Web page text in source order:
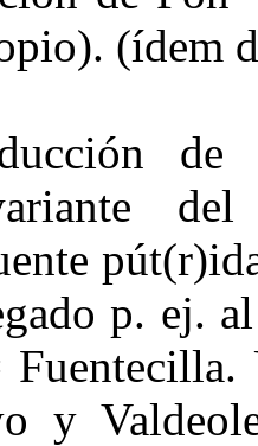
(ídem
de
del
p. ej.
y